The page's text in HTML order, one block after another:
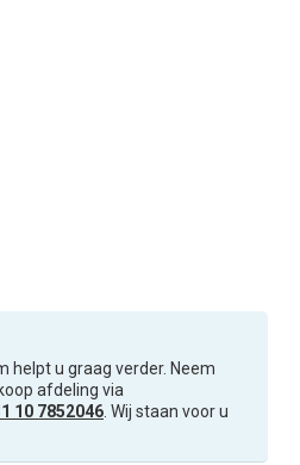
helpt u graag verder. Neem
afdeling via
10 7852046 . Wij staan voor u